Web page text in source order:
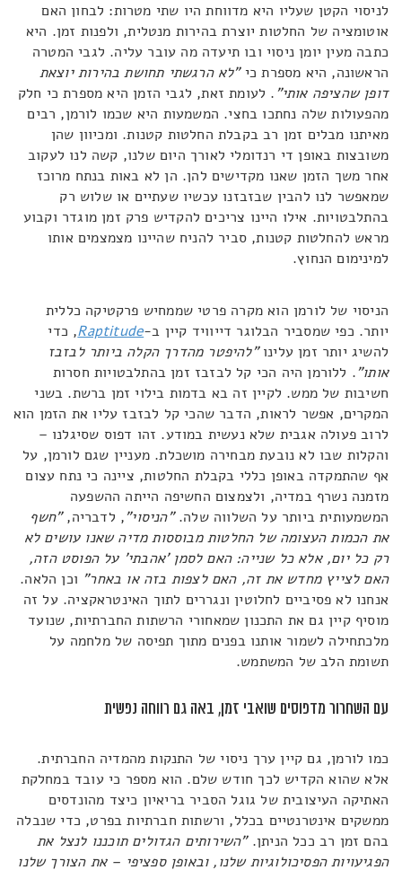
לניסוי הקטן שעליו היא מדווחת היו שתי מטרות: לבחון האם
אוטומציה של החלטות יוצרת בהירות מנטלית, ולפנות זמן. היא
כתבה מעין יומן ניסוי ובו תיעדה מה עובר עליה. לגבי המטרה
הראשונה, היא מספרת כי"לא הרגשתי תחושת בהירות יוצאת
דופן שהציפה אותי". לעומת זאת, לגבי הזמן היא מספרת כי חלק
מהפעולות שלה נחתכו בחצי. המשמעות היא שכמו לורמן, רבים
מאיתנו מבלים זמן רב בקבלת החלטות קטנות. ומכיוון שהן
משובצות באופן די רנדומלי לאורך היום שלנו, קשה לנו לעקוב
אחר משך הזמן שאנו מקדישים להן. הן לא באות בנתח מרוכז
שמאפשר לנו להבין שבזבזנו עכשיו שעתיים או שלוש רק
בהתלבטויות. אילו היינו צריכים להקדיש פרק זמן מוגדר וקבוע
מראש להחלטות קטנות, סביר להניח שהיינו מצמצמים אותו
למינימום הנחוץ.
הניסוי של לורמן הוא מקרה פרטי שממחיש פרקטיקה כללית
יותר. כפי שמסביר הבלוגר דייוויד קיין ב-Raptitude, כדי
להשיג יותר זמן עלינו"להיפטר מהדרך הקלה ביותר לבזבז
אותו". ללורמן היה הכי קל לבזבז זמן בהתלבטויות חסרות
חשיבות של ממש. לקיין זה בא בדמות בילוי זמן ברשת. בשני
המקרים, אפשר לראות, הדבר שהכי קל לבזבז עליו את הזמן הוא
לרוב פעולה אגבית שלא נעשית במודע. זהו דפוס שסיגלנו –
והקלות שבו לא נובעת מבחירה מושכלת. מעניין שגם לורמן, על
אף שהתמקדה באופן כללי בקבלת החלטות, ציינה כי נתח עצום
מזמנה נשרף במדיה, ולצמצום החשיפה הייתה ההשפעה
המשמעותית ביותר על השלווה שלה."הניסוי", לדבריה,"חשף
את הכמות העצומה של החלטות מבוססות מדיה שאנו עושים לא
רק כל יום, אלא כל שנייה: האם לסמן 'אהבתי' על הפוסט הזה,
האם לצייץ מחדש את זה, האם לצפות בזה או באחר" וכן הלאה.
אנחנו לא פסיביים לחלוטין ונגררים לתוך האינטראקציה. על זה
מוסיף קיין גם את התכנון שמאחורי הרשתות החברתיות, שנועד
מלכתחילה לשמור אותנו בפנים מתוך תפיסה של מלחמה על
תשומת הלב של המשתמש.
עם השחרור מדפוסים שואבי זמן, באה גם רווחה נפשית
כמו לורמן, גם קיין ערך ניסוי של התנקות מהמדיה החברתית.
אלא שהוא הקדיש לכך חודש שלם. הוא מספר כי עובד במחלקת
האתיקה העיצובית של גוגל הסביר בריאיון כיצד מהונדסים
ממשקים אינטרנטיים בכלל, ורשתות חברתיות בפרט, כדי שנבלה
בהם זמן רב ככל הניתן."השירותים הגדולים תוכננו לנצל את
הפגיעויות הפסיכולוגיות שלנו, ובאופן ספציפי – את הצורך שלנו